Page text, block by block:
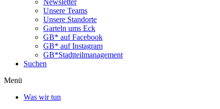
Newsletter
Unsere Teams
Unsere Standorte
Garteln ums Eck
GB* auf Facebook
GB* auf Instagram
GB*Stadtteilmanagement
Suchen
Menü
Was wir tun